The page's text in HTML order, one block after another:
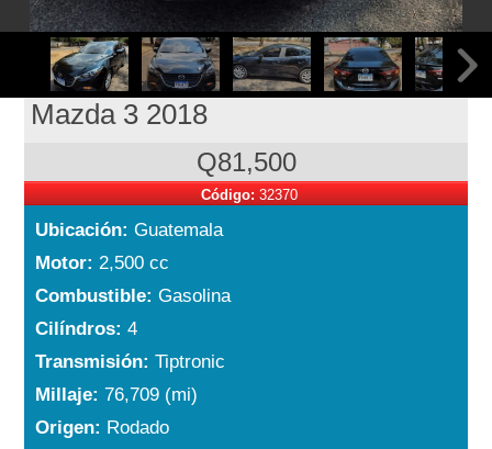
Mazda 3 2018
Q81,500
Código:32370
Ubicación:Guatemala
Motor:2,500 cc
Combustible:Gasolina
Cilíndros:4
Transmisión:Tiptronic
Millaje:76,709 (mi)
Origen: Rodado